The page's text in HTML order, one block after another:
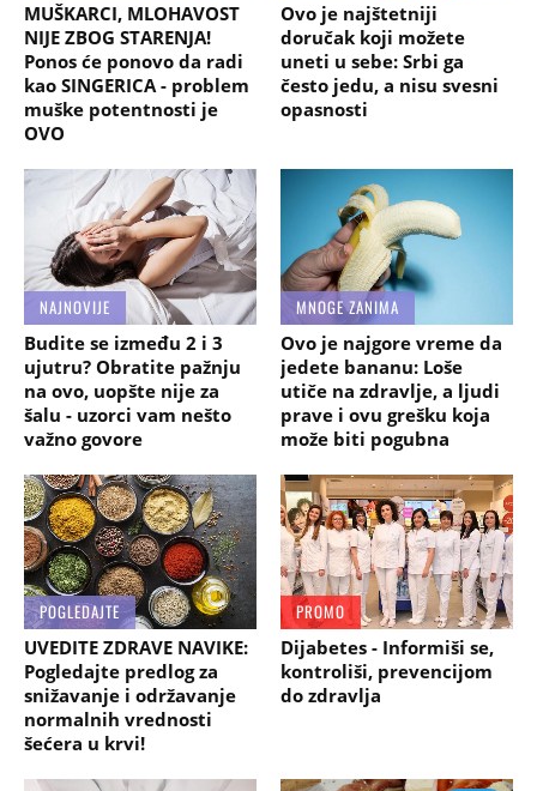
MUŠKARCI, MLOHAVOST
NIJE ZBOG STARENJA!
Ponos će ponovo da radi
kao SINGERICA - problem
muške potentnosti je
OVO
Ovo je najštetniji
doručak koji možete
uneti u sebe: Srbi ga
često jedu, a nisu svesni
opasnosti
NAJNOVIJE
Budite se između 2 i 3
ujutru? Obratite pažnju
na ovo, uopšte nije za
šalu - uzorci vam nešto
važno govore
MNOGE ZANIMA
Ovo je najgore vreme da
jedete bananu: Loše
utiče na zdravlje, a ljudi
prave i ovu grešku koja
može biti pogubna
POGLEDAJTE
UVEDITE ZDRAVE NAVIKE:
Pogledajte predlog za
snižavanje i održavanje
normalnih vrednosti
šećera u krvi!
PROMO
Dijabetes - Informiši se,
kontroliši, prevencijom
do zdravlja